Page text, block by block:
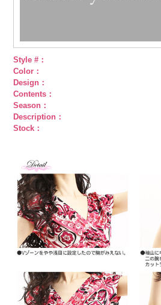
Style #：
Color：
Design：
Contents：
Season：
Description：
Stock：